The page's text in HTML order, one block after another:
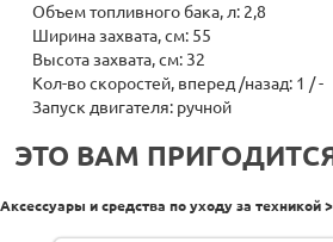
Объем топливного бака, л: 2,8
Ширина захвата, см: 55
Высота захвата, см: 32
Кол-во скоростей, вперед /назад: 1 / -
Запуск двигателя: ручной
ЭТО ВАМ
Аксессуары и средства по уходу за техникой